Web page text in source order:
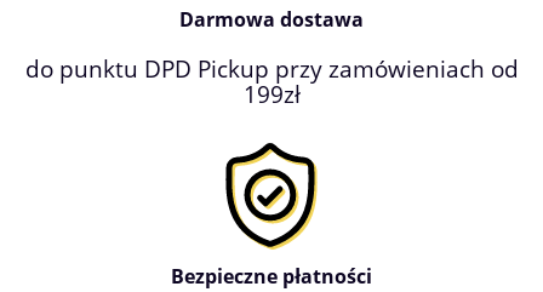
Darmowa dostawa
do punktu DPD Pickup przy zamówieniach od
199zł
Bezpieczne płatności